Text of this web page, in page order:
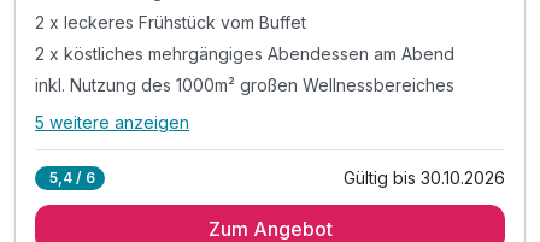
2 x leckeres Frühstück vom Buffet
2 x köstliches mehrgängiges Abendessen am Abend
inkl. Nutzung des 1000m² großen Wellnessbereiches
Alle Inklusivleistungen
2 x leckeres Frühstück vom Buffet
5 weitere anzeigen
5,4 / 6 Gültig bis 30.10.2026
Zum Angebot